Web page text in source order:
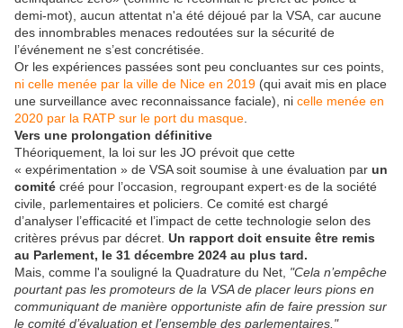
demi-mot), aucun attentat n'a été déjoué par la VSA, car aucune
des innombrables menaces redoutées sur la sécurité de
l’événement ne s’est concrétisée.
Or les expériences passées sont peu concluantes sur ces points,
ni celle menée par la ville de Nice en 2019 (qui avait mis en place
une surveillance avec reconnaissance faciale), ni celle menée en
2020 par la RATP sur le port du masque
Vers une prolongation définitive
Théoriquement, la loi sur les JO prévoit que cette
« expérimentation » de VSA soit soumise à une évaluation par un
comité créé pour l’occasion, regroupant expert·es de la société
civile, parlementaires et policiers. Ce comité est chargé
d’analyser l’efficacité et l’impact de cette technologie selon des
critères prévus par décret. Un rapport doit ensuite être remis
au Parlement, le 31 décembre 2024 au plus tard.
Mais, comme l'a souligné la Quadrature du Net, "Cela n’empêche
pourtant pas les promoteurs de la VSA de placer leurs pions en
communiquant de manière opportuniste afin de faire pression sur
le comité d’évaluation et l’ensemble des parlementaires."